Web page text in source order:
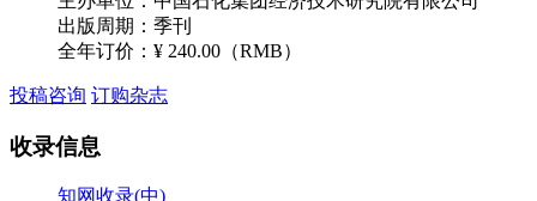
出版周期：季刊
全年订价： ¥ 240.00（RMB）
投稿咨询 订购杂志
收录信息
知网收录(中)